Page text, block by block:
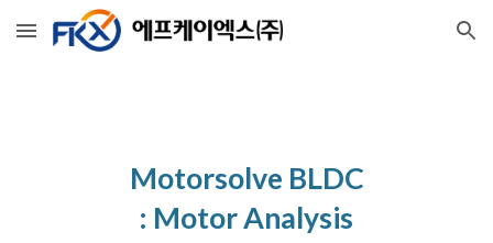
Skip to main content Skip to navigation
Motorsolve BLDC
: Motor Analysis